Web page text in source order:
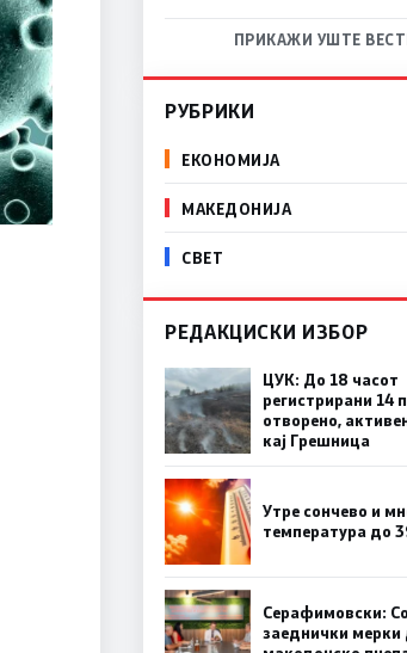
ПРИКАЖИ УШТЕ
РУБРИКИ
ЕКОНОМИЈА
МАКЕДОНИЈА
СВЕТ
РЕДАКЦИСКИ ИЗБОР
ЦУК: До 18 часот
регистрирани 14
отворено,
кај Грешница
Утре сончево и
температура до
Серафимовски:
заеднички мерки